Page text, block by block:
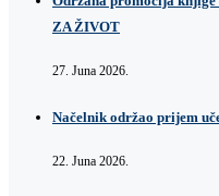
ZA ŽIVOT
27. Juna 2026.
Načelnik održao prijem
22. Juna 2026.